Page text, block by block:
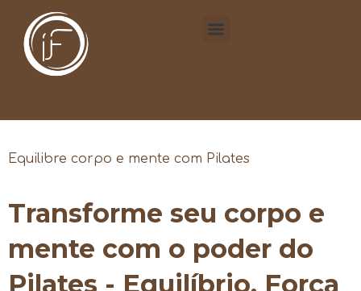
Equilibre corpo e mente com Pilates
Transforme seu corpo e
mente com o poder do
Pilates - Equilíbrio, Força